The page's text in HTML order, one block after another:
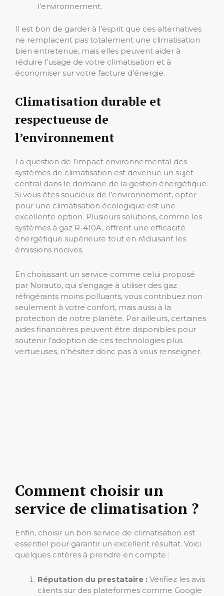
l’environnement.
Il est bon de garder à l’esprit que ces alternatives
ne remplacent pas totalement une climatisation
bien entretenue, mais elles peuvent aider à
réduire l’usage de votre climatisation et à
économiser sur votre facture d’énergie.
Climatisation durable et
respectueuse de
l’environnement
La question de l’impact environnemental des
systèmes de climatisation est devenue un sujet
central dans le domaine de la gestion énergétique.
Si vous êtes soucieux de l’environnement, opter
pour une climatisation écologique est une
excellente option. Plusieurs solutions, comme les
systèmes à gaz R-410A, offrent une efficacité
énergétique supérieure tout en réduisant les
émissions nocives.
En choisissant un service comme celui proposé
par Norauto, qui s’engage à utiliser des gaz
réfrigérants moins polluants, vous contribuez non
seulement à votre confort, mais aussi à la
protection de notre planète. Par ailleurs, certaines
aides financières peuvent être disponibles pour
soutenir l’adoption de ces technologies plus
vertueuses, n’hésitez donc pas à vous renseigner.
Comment choisir un
service de climatisation ?
Enfin, choisir un bon service de climatisation est
essentiel pour garantir un excellent résultat. Voici
quelques critères à prendre en compte :
Réputation du prestataire : Vérifiez les avis
clients sur des plateformes comme Google